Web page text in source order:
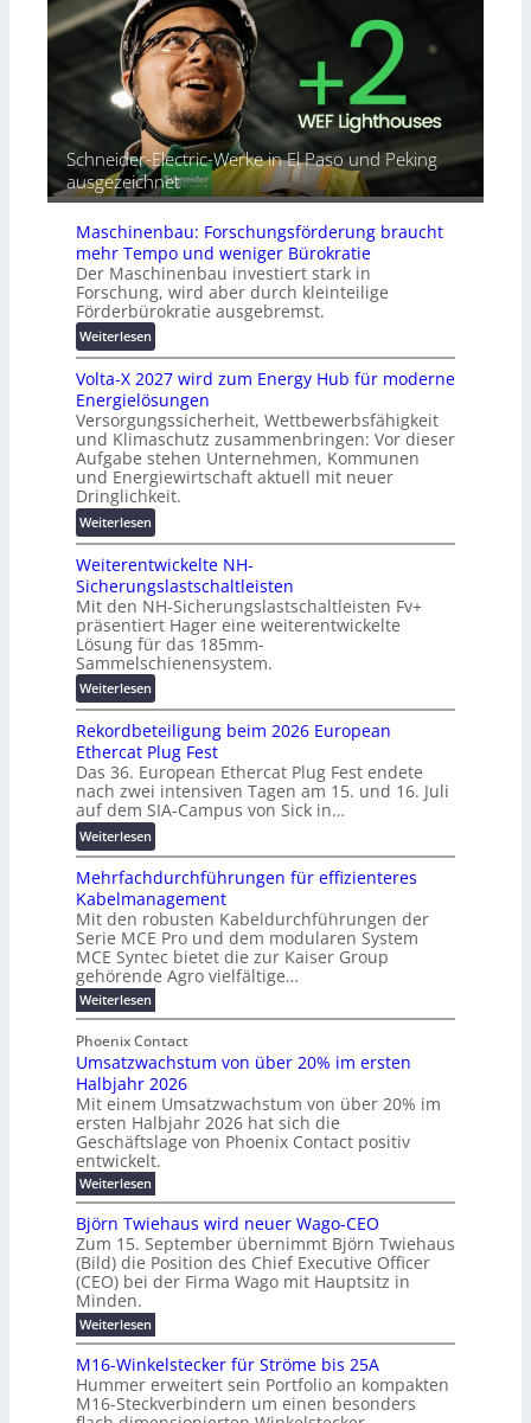
e
A
u
t
o
m
a
t
i
i
e
r
u
n
g
s
l
ö
s
u
n
g
e
n
o
r
i
a
r
i
h
e
b
i
n
d
e
t
G
e
r
ä
e
s
c
h
u
t
z
u
n
d
d
i
g
i
t
a
l
e
T
r
a
n
s
p
a
r
e
n
z
Schneider-Electric-Werke in El Paso und Peking
ausgezeichnet
Maschinenbau: Forschungsförderung braucht
mehr Tempo und weniger Bürokratie
Der Maschinenbau investiert stark in
Forschung, wird aber durch kleinteilige
Förderbürokratie ausgebremst.
Weiterlesen:
M
a
s
c
h
i
n
e
n
b
a
u
:
F
o
r
s
h
u
n
g
s
f
r
d
e
r
u
n
g
b
r
a
u
c
h
t
m
e
h
r
T
m
p
o
u
n
Volta-X 2027 wird zum Energy Hub für moderne
Energielösungen
Versorgungssicherheit, Wettbewerbsfähigkeit
und Klimaschutz zusammenbringen: Vor dieser
Aufgabe stehen Unternehmen, Kommunen
und Energiewirtschaft aktuell mit neuer
Dringlichkeit.
Weiterlesen:
V
o
l
t
a
-
X
2
0
2
7
w
i
r
d
z
u
m
E
n
e
r
g
u
f
ü
r
m
o
d
e
r
n
e
E
e
r
g
Weiterentwickelte NH-
Sicherungslastschaltleisten
Mit den NH-Sicherungslastschaltleisten Fv+
präsentiert Hager eine weiterentwickelte
Lösung für das 185mm-
Sammelschienensystem.
Weiterlesen:
W
e
i
t
e
r
e
n
t
w
i
c
k
e
l
e
N
H
-
S
i
c
h
e
r
u
n
s
l
a
s
t
Rekordbeteiligung beim 2026 European
Ethercat Plug Fest
Das 36. European Ethercat Plug Fest endete
nach zwei intensiven Tagen am 15. und 16. Juli
auf dem SIA-Campus von Sick in…
Weiterlesen:
R
e
k
o
r
d
b
e
t
e
i
l
i
g
u
n
g
b
e
i
m
0
2
6
E
u
Mehrfachdurchführungen für effizienteres
Kabelmanagement
Mit den robusten Kabeldurchführungen der
Serie MCE Pro und dem modularen System
MCE Syntec bietet die zur Kaiser Group
gehörende Agro vielfältige…
Weiterlesen:
M
h
r
f
a
c
h
d
u
r
c
f
ü
h
r
n
g
e
n
f
ü
r
Phoenix Contact
Umsatzwachstum von über 20% im ersten
Halbjahr 2026
Mit einem Umsatzwachstum von über 20% im
ersten Halbjahr 2026 hat sich die
Geschäftslage von Phoenix Contact positiv
entwickelt.
Weiterlesen:
U
m
s
a
t
z
a
c
h
s
t
u
m
Björn Twiehaus wird neuer Wago-CEO
Zum 15. September übernimmt Björn Twiehaus
(Bild) die Position des Chief Executive Officer
(CEO) bei der Firma Wago mit Hauptsitz in
Minden.
Weiterlesen:
B
ö
r
n
M16-Winkelstecker für Ströme bis 25A
Hummer erweitert sein Portfolio an kompakten
M16-Steckverbindern um einen besonders